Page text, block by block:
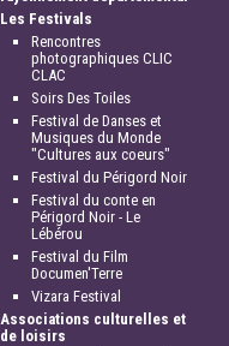
Les Festivals
Rencontres
photographiques CLIC
CLAC
Soirs Des Toiles
Festival de Danses et
Musiques du Monde
"Cultures aux coeurs"
Festival du Périgord Noir
Festival du conte en
Périgord Noir - Le
Lébérou
Festival du Film
Documen'Terre
Vizara Festival
Associations culturelles et
de loisirs